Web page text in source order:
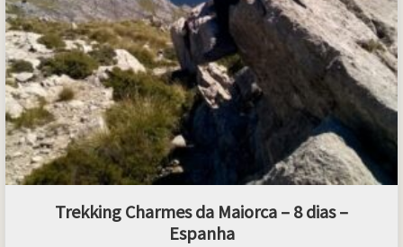
Trekking Charmes da Maiorca – 8 dias –
Espanha